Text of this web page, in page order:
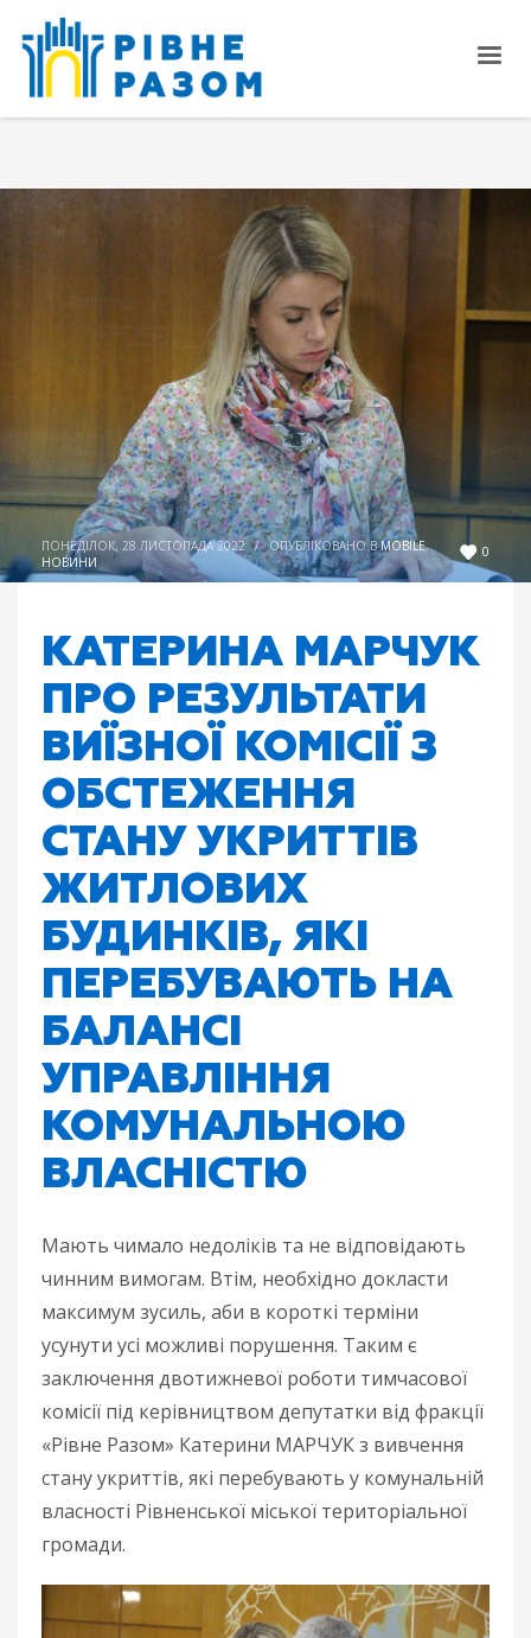
0
ПОНЕДІЛОК, 28 ЛИСТОПАДА 2022 / ОПУБЛІКОВАНО ВMOBILE,
НОВИНИ
КАТЕРИНА МАРЧУК
ПРО РЕЗУЛЬТАТИ
ВИЇЗНОЇ КОМІСІЇ З
ОБСТЕЖЕННЯ
СТАНУ УКРИТТІВ
ЖИТЛОВИХ
БУДИНКІВ, ЯКІ
ПЕРЕБУВАЮТЬ НА
БАЛАНСІ
УПРАВЛІННЯ
КОМУНАЛЬНОЮ
ВЛАСНІСТЮ
Мають чимало недоліків та не відповідають
чинним вимогам. Втім, необхідно докласти
максимум зусиль, аби в короткі терміни
усунути усі можливі порушення. Таким є
заключення двотижневої роботи тимчасової
комісії під керівництвом депутатки від фракції
«Рівне Разом» Катерини МАРЧУК з вивчення
стану укриттів, які перебувають у комунальній
власності Рівненської міської територіальної
громади.